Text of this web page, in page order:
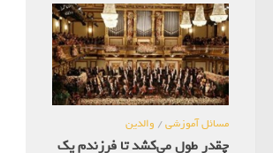
مسائل آموزشی/ والدین
چقدر طول می‌کشد تا فرزندم یک